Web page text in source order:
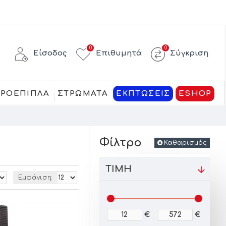
Είσοδος Επιθυμητά
0
Σύγκριση
0
ΣΤΡΩΜΑΤΑ ΕΚΠΤΩΣΕΙΣ ESHOP
Εμφάνιση:
Φίλτρο Καθαρισμός
ΤΙΜΉ
€ €